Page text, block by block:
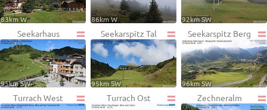
83km W 86km W 92km SW
Seekarhaus
95km SW
Seekarspitz Tal
95km SW
Seekarspitz Berg
96km SW
Turrach West Turrach Ost Zechneralm